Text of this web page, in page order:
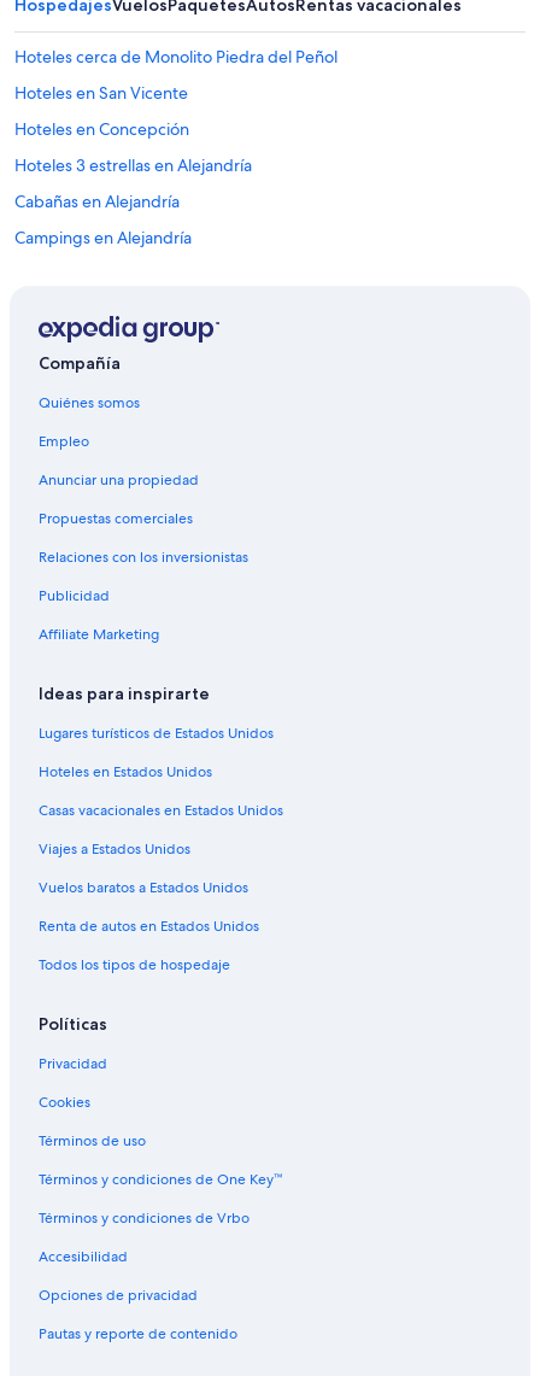
HospedajesVuelosPaquetesAutosRentas vacacionales
Hoteles cerca de Monolito Piedra del Peñol
Hoteles en San Vicente
Hoteles en Concepción
Hoteles 3 estrellas en Alejandría
Cabañas en Alejandría
Campings en Alejandría
Lodges en Alejandría
Apart-Hoteles en Cocorná
Cabañas en Cocorná
Campings en Cocorná
Casas de campo en Cocorná
Chalets en Cocorná
Apartamentos en Cocorná
Hoteles con alberca en Cocorná
Hoteles en Cocorná
Lodges en Cocorná
Hoteles 3 estrellas en San Rafael
Hoteles 4 estrellas en San Rafael
Cabañas en San Rafael
Campings en San Rafael
Casas de campo en San Rafael
Chalets en San Rafael
Apartamentos en San Rafael
Hostales en San Rafael
Hoteles de lujo en San Rafael
Hoteles en San Rafael
Hoteles cerca de Réplica del Viejo Peñol
Hoteles en El Santuario
Hoteles 3 estrellas en El Peñol
Compañía
Quiénes somos
Empleo
Anunciar una propiedad
Propuestas comerciales
Relaciones con los inversionistas
Publicidad
Affiliate Marketing
Ideas para inspirarte
Lugares turísticos de Estados Unidos
Hoteles en Estados Unidos
Casas vacacionales en Estados Unidos
Viajes a Estados Unidos
Vuelos baratos a Estados Unidos
Renta de autos en Estados Unidos
Todos los tipos de hospedaje
Políticas
Privacidad
Cookies
Términos de uso
Términos y condiciones de One Key™
Términos y condiciones de Vrbo
Accesibilidad
Opciones de privacidad
Pautas y reporte de contenido